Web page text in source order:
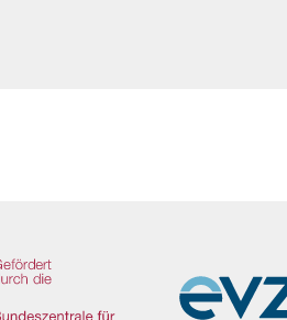
We Refugees Archive